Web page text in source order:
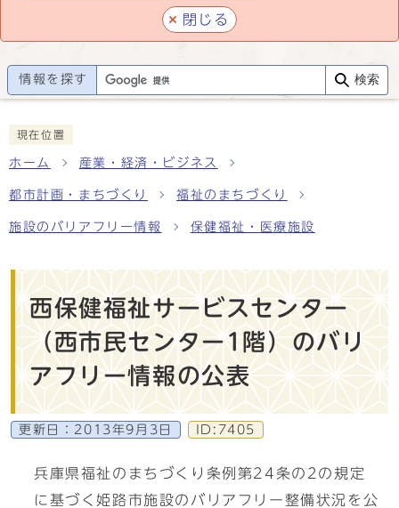
閉じる
情報を探す 検索
現在位置
ホーム 産業・経済・ビジネス
都市計画・まちづくり 福祉のまちづくり
施設のバリアフリー情報 保健福祉・医療施設
西保健福祉サービスセンター
（西市民センター1階）のバリ
アフリー情報の公表
更新日： 2013年9月3日 ID:7405
兵庫県福祉のまちづくり条例第24条の2の規定
に基づく姫路市施設のバリアフリー整備状況を公